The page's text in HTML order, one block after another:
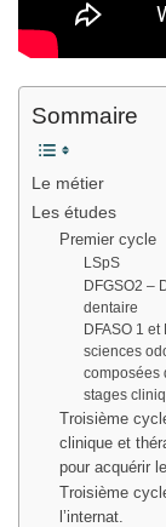
Sommaire
Le métier
Les études
Premier cycle
LSpS
DFGSO2 –
dentaire
DFASO 1
sciences
composées
stages
Troisième
clinique et
pour acquérir
Troisième
l’internat.